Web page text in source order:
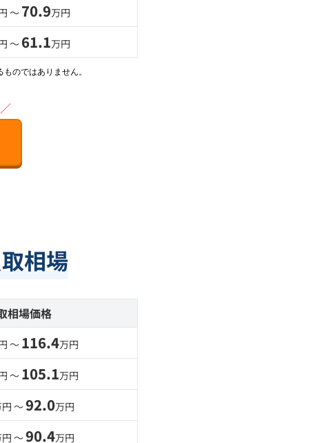
〜 70.9万円
〜 61.1万円
のではありません。
／
相場
相場価格
〜116.4万円
〜105.1万円
円 〜92.0万円
円 〜90.4万円